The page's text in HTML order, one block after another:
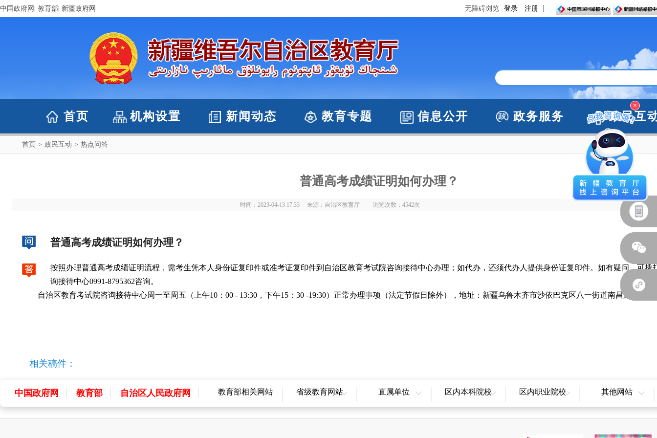
中国政府网 教育部 新疆政府网 无障碍浏览 登录 注册
首页 机构设置 新闻动态 教育专题 信息公开 政务服务 政民互
首页 > 政民互动 > 热点问答
普通高考成绩证明如何办理？
时间：2023-04-13 17:33 来源：自治区教育厅 浏览次数： 4542次
普通高考成绩证明如何办理？
按照办理普通高考成绩证明流程，需考生凭本人身份证复印件或准考证复印件到自治区教育考试院咨询接待中心办理；如代办，还须代办人提供身份证复印件。如有疑问，可拨
询接待中心0991-8795362咨询。
自治区教育考试院咨询接待中心周一至周五（上午10：00 - 13:30，下午15：30 -19:30）正常办理事项（法定节假日除外），地址：新疆乌鲁木齐市沙依巴克区八一街道南昌路456号
相关稿件：
中国政府网 教育部 自治区人民政府网 教育部相关网站
中国高等教育学生信息
省级教育网站
北京市教育委员会
直属单位
自治区教育考试院
区内本科院校
新疆大学
区内职业院校
新疆职业大学
其他网站
全国教育辟谣平台
×